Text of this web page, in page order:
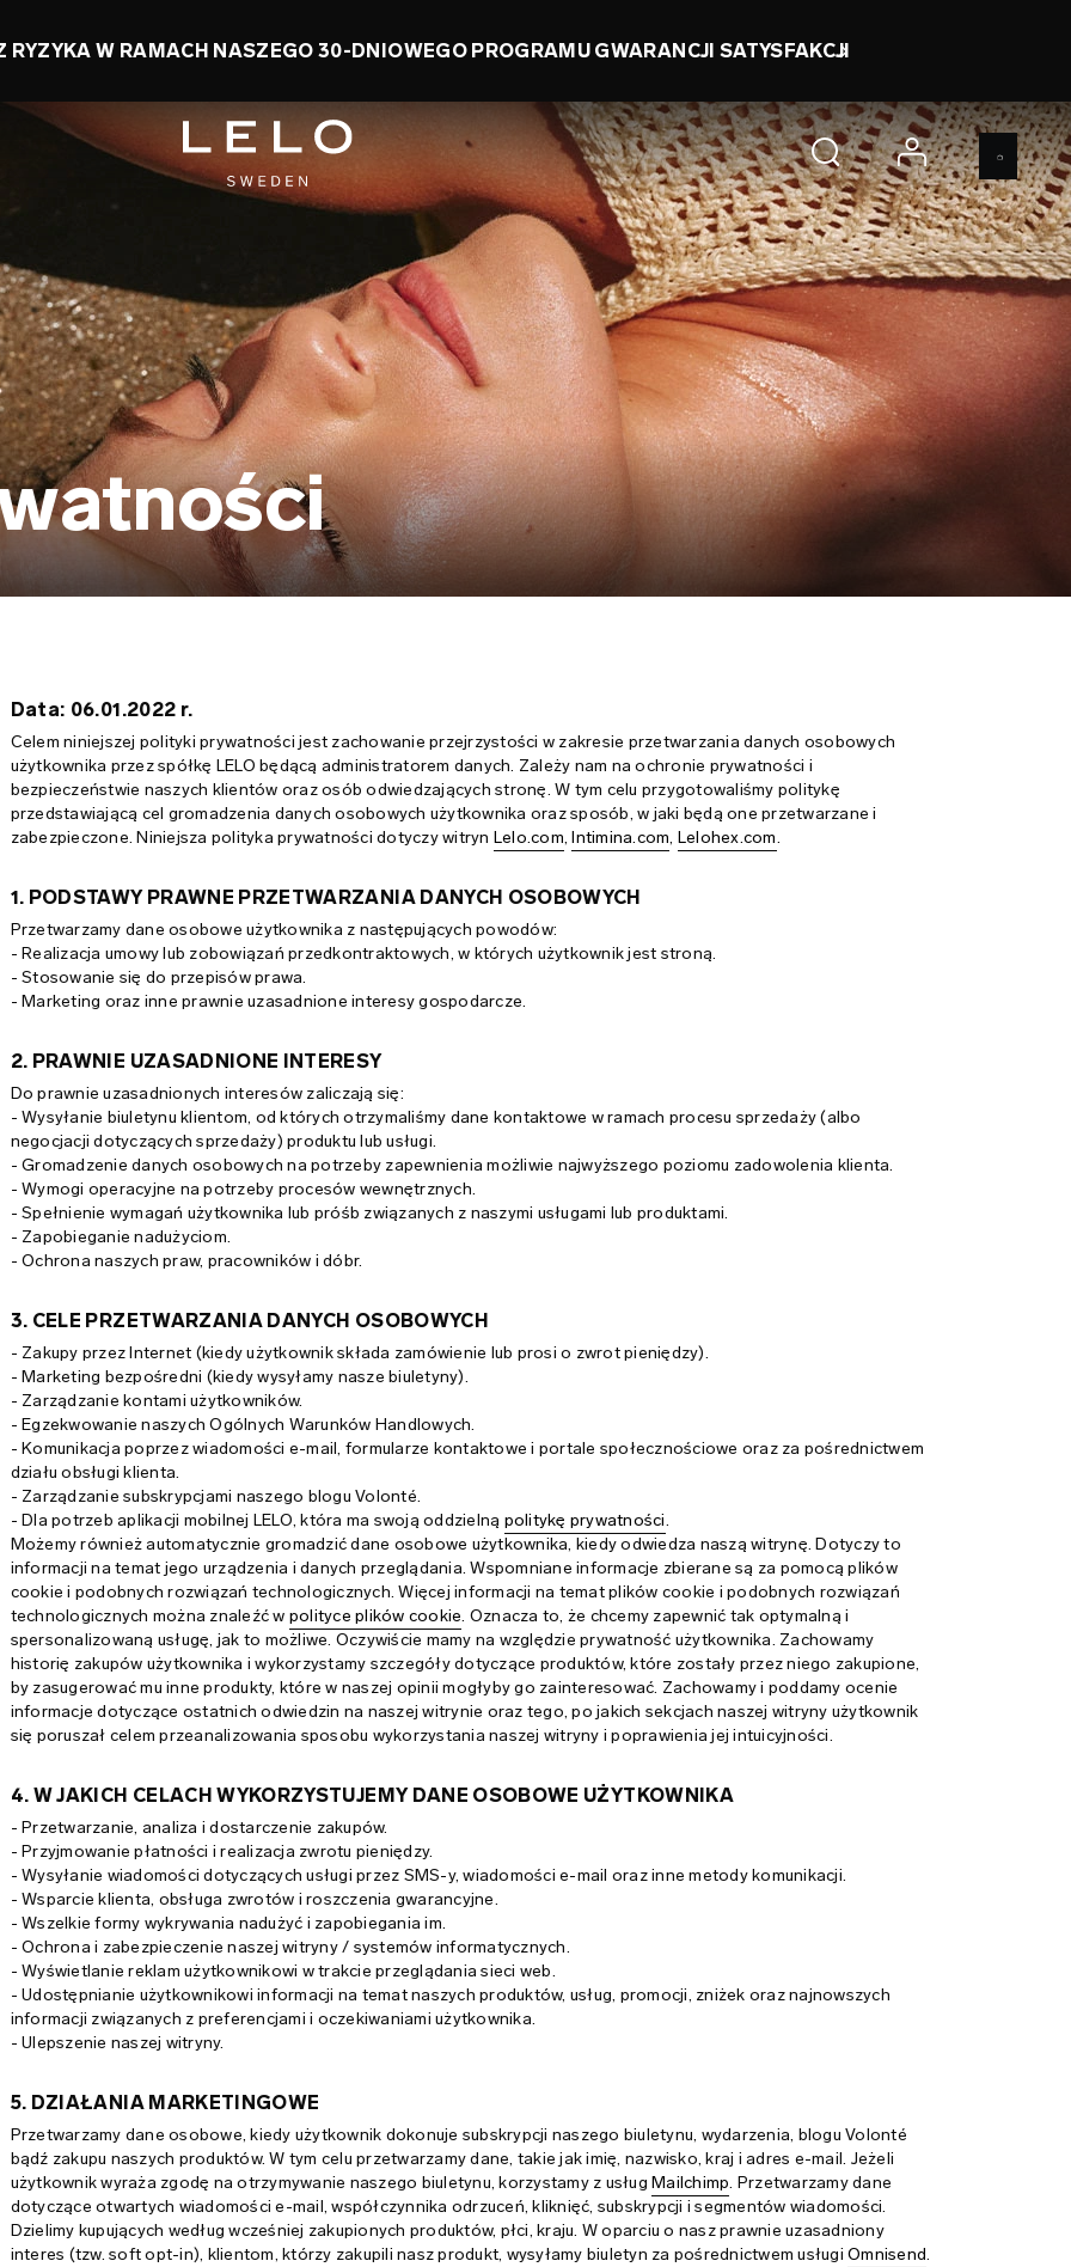
RYZYKA W RAMACH NASZEGO 30-DNIOWEGO PROGRAMU GWARANCJI SATYSFAKCJI
account
Data: 06.01.2022 r.
Celem niniejszej polityki prywatności jest zachowanie przejrzystości w zakresie przetwarzania danych osobowych
użytkownika przez spółkę LELO będącą administratorem danych. Zależy nam na ochronie prywatności i
bezpieczeństwie naszych klientów oraz osób odwiedzających stronę. W tym celu przygotowaliśmy politykę
przedstawiającą cel gromadzenia danych osobowych użytkownika oraz sposób, w jaki będą one przetwarzane i
zabezpieczone. Niniejsza polityka prywatności dotyczy witryn Lelo.com,Intimina.com, Lelohex.com.
1. PODSTAWY PRAWNE PRZETWARZANIA DANYCH OSOBOWYCH
Przetwarzamy dane osobowe użytkownika z następujących powodów:
- Realizacja umowy lub zobowiązań przedkontraktowych, w których użytkownik jest stroną.
- Stosowanie się do przepisów prawa.
- Marketing oraz inne prawnie uzasadnione interesy gospodarcze.
2. PRAWNIE UZASADNIONE INTERESY
Do prawnie uzasadnionych interesów zaliczają się:
- Wysyłanie biuletynu klientom, od których otrzymaliśmy dane kontaktowe w ramach procesu sprzedaży (albo
negocjacji dotyczących sprzedaży) produktu lub usługi.
- Gromadzenie danych osobowych na potrzeby zapewnienia możliwie najwyższego poziomu zadowolenia klienta.
- Wymogi operacyjne na potrzeby procesów wewnętrznych.
- Spełnienie wymagań użytkownika lub próśb związanych z naszymi usługami lub produktami.
- Zapobieganie nadużyciom.
- Ochrona naszych praw, pracowników i dóbr.
3. CELE PRZETWARZANIA DANYCH OSOBOWYCH
- Zakupy przez Internet (kiedy użytkownik składa zamówienie lub prosi o zwrot pieniędzy).
- Marketing bezpośredni (kiedy wysyłamy nasze biuletyny).
- Zarządzanie kontami użytkowników.
- Egzekwowanie naszych Ogólnych Warunków Handlowych.
- Komunikacja poprzez wiadomości e-mail, formularze kontaktowe i portale społecznościowe oraz za pośrednictwem
działu obsługi klienta.
- Zarządzanie subskrypcjami naszego blogu Volonté.
- Dla potrzeb aplikacji mobilnej LELO, która ma swoją oddzielną politykę prywatności.
Możemy również automatycznie gromadzić dane osobowe użytkownika, kiedy odwiedza naszą witrynę. Dotyczy to
informacji na temat jego urządzenia i danych przeglądania. Wspomniane informacje zbierane są za pomocą plików
cookie i podobnych rozwiązań technologicznych. Więcej informacji na temat plików cookie i podobnych rozwiązań
technologicznych można znaleźć w polityce plików cookie. Oznacza to, że chcemy zapewnić tak optymalną i
spersonalizowaną usługę, jak to możliwe. Oczywiście mamy na względzie prywatność użytkownika. Zachowamy
historię zakupów użytkownika i wykorzystamy szczegóły dotyczące produktów, które zostały przez niego zakupione,
by zasugerować mu inne produkty, które w naszej opinii mogłyby go zainteresować. Zachowamy i poddamy ocenie
informacje dotyczące ostatnich odwiedzin na naszej witrynie oraz tego, po jakich sekcjach naszej witryny użytkownik
się poruszał celem przeanalizowania sposobu wykorzystania naszej witryny i poprawienia jej intuicyjności.
4. W JAKICH CELACH WYKORZYSTUJEMY DANE OSOBOWE UŻYTKOWNIKA
- Przetwarzanie, analiza i dostarczenie zakupów.
- Przyjmowanie płatności i realizacja zwrotu pieniędzy.
- Wysyłanie wiadomości dotyczących usługi przez SMS-y, wiadomości e-mail oraz inne metody komunikacji.
- Wsparcie klienta, obsługa zwrotów i roszczenia gwarancyjne.
- Wszelkie formy wykrywania nadużyć i zapobiegania im.
- Ochrona i zabezpieczenie naszej witryny / systemów informatycznych.
- Wyświetlanie reklam użytkownikowi w trakcie przeglądania sieci web.
- Udostępnianie użytkownikowi informacji na temat naszych produktów, usług, promocji, zniżek oraz najnowszych
informacji związanych z preferencjami i oczekiwaniami użytkownika.
- Ulepszenie naszej witryny.
5. DZIAŁANIA MARKETINGOWE
Przetwarzamy dane osobowe, kiedy użytkownik dokonuje subskrypcji naszego biuletynu, wydarzenia, blogu Volonté
bądź zakupu naszych produktów. W tym celu przetwarzamy dane, takie jak imię, nazwisko, kraj i adres e-mail. Jeżeli
użytkownik wyraża zgodę na otrzymywanie naszego biuletynu, korzystamy z usługMailchimp. Przetwarzamy dane
dotyczące otwartych wiadomości e-mail, współczynnika odrzuceń, kliknięć, subskrypcji i segmentów wiadomości.
Dzielimy kupujących według wcześniej zakupionych produktów, płci, kraju. W oparciu o nasz prawnie uzasadniony
interes (tzw. soft opt-in), klientom, którzy zakupili nasz produkt, wysyłamy biuletyn za pośrednictwem usługiOmnisend.